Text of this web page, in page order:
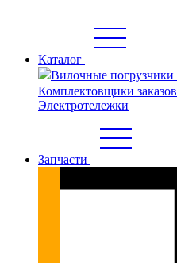
Каталог
Вилочные погрузчики
Комплектовщики заказов
Электротележки
Запчасти